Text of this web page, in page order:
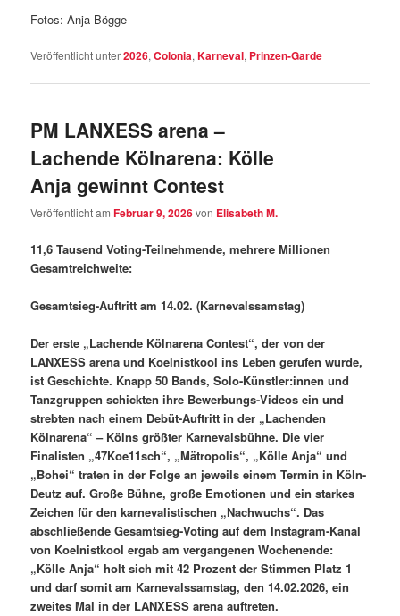
Fotos: Anja Bögge
Veröffentlicht unter2026,Colonia,Karneval, Prinzen-Garde
PM LANXESS arena –
Lachende Kölnarena: Kölle
Anja gewinnt Contest
Veröffentlicht amFebruar 9, 2026von Elisabeth M.
11,6 Tausend Voting-Teilnehmende, mehrere Millionen
Gesamtreichweite:
Gesamtsieg-Auftritt am 14.02. (Karnevalssamstag)
Der erste „Lachende Kölnarena Contest“, der von der
LANXESS arena und Koelnistkool ins Leben gerufen wurde,
ist Geschichte. Knapp 50 Bands, Solo-Künstler:innen und
Tanzgruppen schickten ihre Bewerbungs-Videos ein und
strebten nach einem Debüt-Auftritt in der „Lachenden
Kölnarena“ – Kölns größter Karnevalsbühne. Die vier
Finalisten „47Koe11sch“, „Mätropolis“, „Kölle Anja“ und
„Bohei“ traten in der Folge an jeweils einem Termin in Köln-
Deutz auf. Große Bühne, große Emotionen und ein starkes
Zeichen für den karnevalistischen „Nachwuchs“. Das
abschließende Gesamtsieg-Voting auf dem Instagram-Kanal
von Koelnistkool ergab am vergangenen Wochenende:
„Kölle Anja“ holt sich mit 42 Prozent der Stimmen Platz 1
und darf somit am Karnevalssamstag, den 14.02.2026, ein
zweites Mal in der LANXESS arena auftreten.